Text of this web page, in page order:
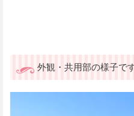
外観・共用部の様子で